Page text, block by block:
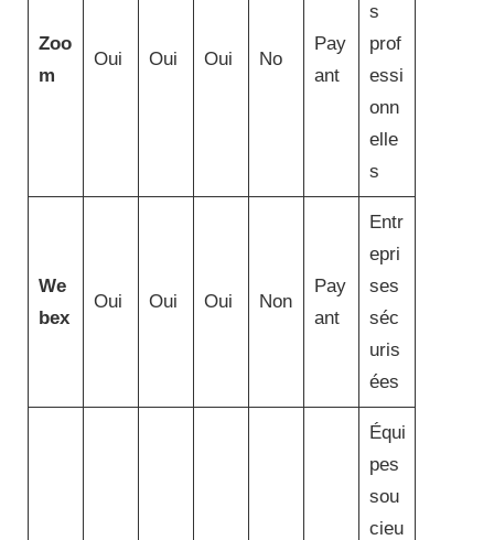
Zoo
m
Oui Oui Oui No
Pay
ant
s
prof
essi
onn
elle
s
We
bex
Oui Oui Oui Non
Pay
ant
Entr
epri
ses
séc
uris
ées
Équi
pes
sou
cieu